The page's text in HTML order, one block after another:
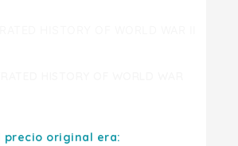
precio original era: